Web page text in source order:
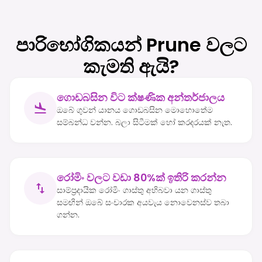
පාරිභෝගිකයන් Prune වලට
කැමති ඇයි?
ගොඩබසින විට ක්ෂණික අන්තර්ජාලය
ඔබේ ගුවන් යානය ගොඩබසින මොහොතේම
සම්බන්ධ වන්න. බලා සිටීමක් හෝ කරදරයක් නැත.
රෝමිං වලට වඩා 80%ක් ඉතිරි කරන්න
සාම්ප්‍රදායික රෝමිං ගාස්තු අභිබවා යන ගාස්තු
සමඟින් ඔබේ සංචාරක අයවැය නොවෙනස්ව තබා
ගන්න.